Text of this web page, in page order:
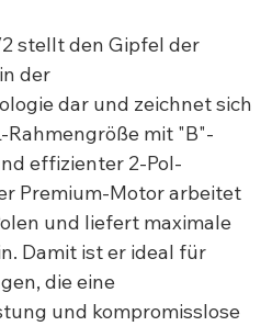
stellt den Gipfel der
der
dar und zeichnet sich
Rahmengröße mit "B"-
effizienter 2-Pol-
Premium-Motor arbeitet
und liefert maximale
Damit ist er ideal für
die eine
und kompromisslose